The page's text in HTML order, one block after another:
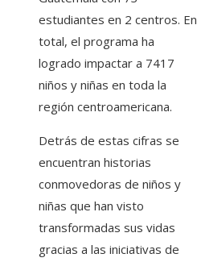
estudiantes en 2 centros. En
total, el programa ha
logrado impactar a 7417
niños y niñas en toda la
región centroamericana.
Detrás de estas cifras se
encuentran historias
conmovedoras de niños y
niñas que han visto
transformadas sus vidas
gracias a las iniciativas de